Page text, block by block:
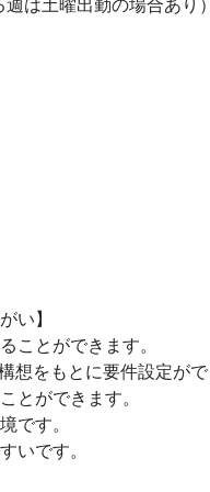
い】
ことができます。
想をもとに要件設定がで
とができます。
です。
いです。